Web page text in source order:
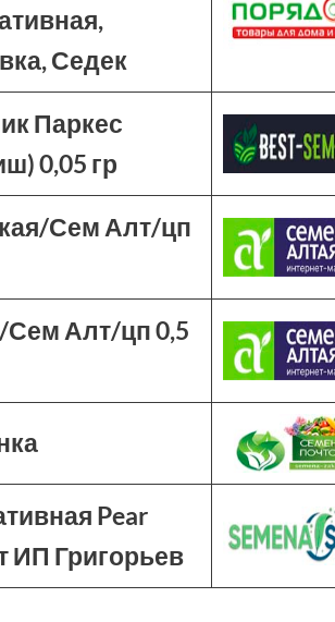
Седек
Паркес
0,05 гр
Сем Алт/цп
Алт/цп 0,5
Pear
ИП Григорьев